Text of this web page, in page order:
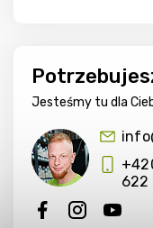
Jesteśmy tu dla
622